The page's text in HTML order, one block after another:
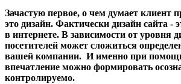
Зачастую первое, о чем думает клиент
это дизайн. Фактически дизайн сайта -
в интернете. В зависимости от уровня
посетителей может сложиться
вашей компании. И именно при
впечатление можно формировать
контролируемо.